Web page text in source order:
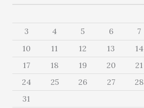
3
4 5 6 7
10
11 12 13 14
17
18 19 20 21
24
25 26 27 28
31